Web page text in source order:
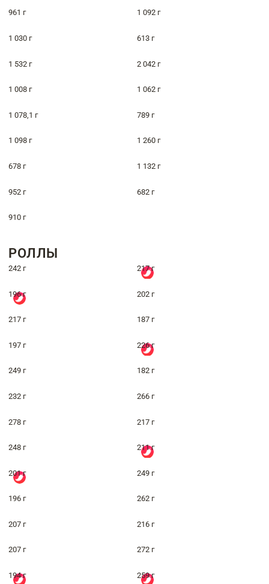
961 г 1 092 г
1 030 г 613 г
1 532 г 2 042 г
1 008 г 1 062 г
1 078,1 г 789 г
1 098 г 1 260 г
678 г 1 132 г
952 г 682 г
910 г
РОЛЛЫ
242 г 217 г
196 г 202 г
217 г 187 г
197 г 226 г
249 г 182 г
232 г 266 г
278 г 217 г
248 г 211 г
201 г 249 г
196 г 262 г
207 г 216 г
207 г 272 г
194 г 259 г